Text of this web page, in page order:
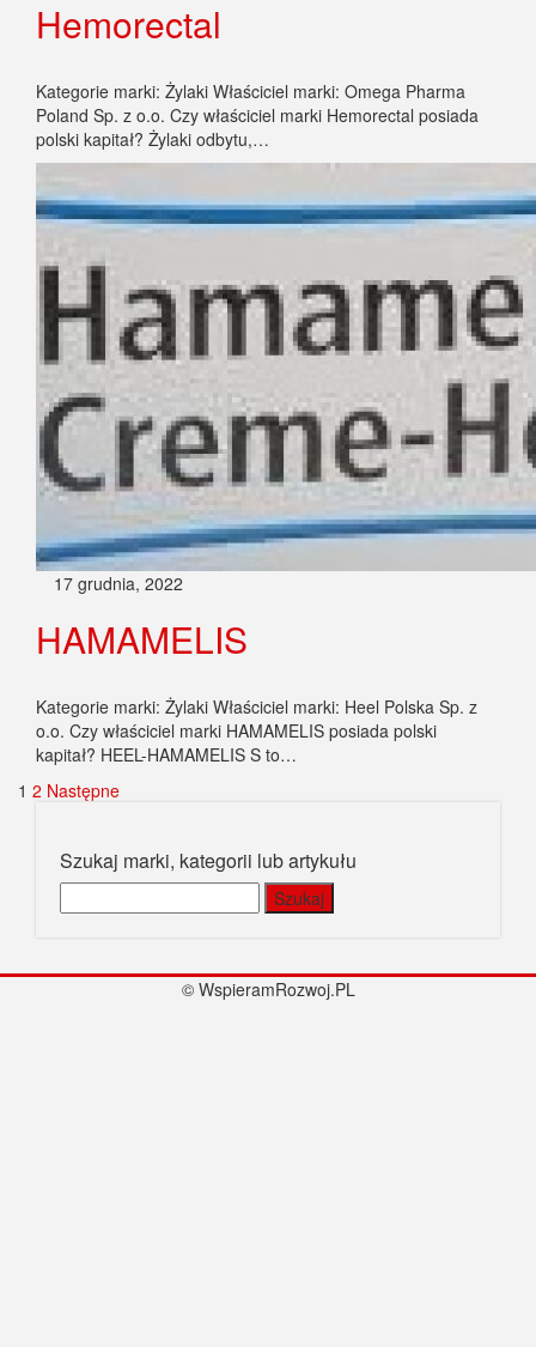
17 grudnia, 2022
HAMAMELIS
Kategorie marki: Żylaki Właściciel marki: Heel Polska Sp. z
o.o. Czy właściciel marki HAMAMELIS posiada polski
kapitał? HEEL-HAMAMELIS S to…
Stronicowanie
Następne
Szukaj marki, kategorii lub artykułu
Szukaj: